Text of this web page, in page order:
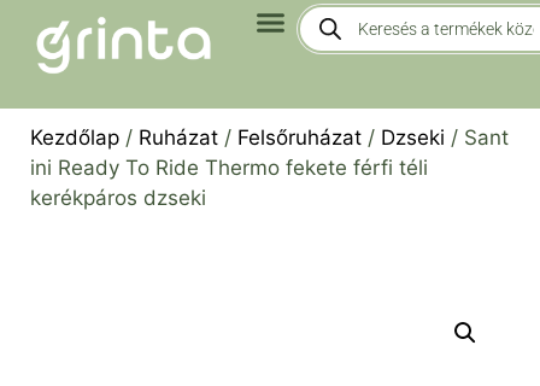
Kezdőlap / Ruházat / Felsőruházat / Dzseki / Sant
ini Ready To Ride Thermo fekete férfi téli
kerékpáros dzseki